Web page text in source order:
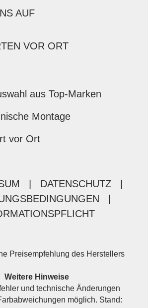
AUF
VOR ORT
aus Top-Marken
Montage
vor Ort
DATENSCHUTZ
Preisempfehlung des Herstellers
Weitere Hinweise
und technische Änderungen
möglich. Stand: